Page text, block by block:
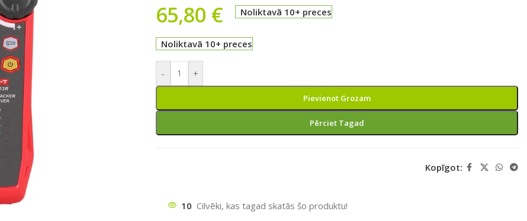
65,80 € Noliktavā 10+ preces
Noliktavā 10+ preces
- +
Pievienot Grozam
Pērciet Tagad
Kopīgot:
10 Cilvēki, kas tagad skatās šo produktu!